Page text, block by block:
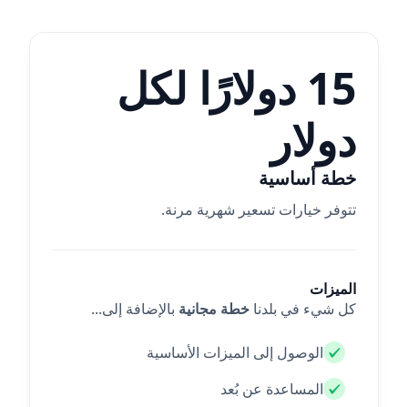
خطة أساسية
تتوفر خيارات تسعير شهرية مرنة.
15 دولارًا لكل
دولار
الميزات
كل شيء في بلدنا خطة مجانية بالإضافة إلى...
الوصول إلى الميزات الأساسية
المساعدة عن بُعد